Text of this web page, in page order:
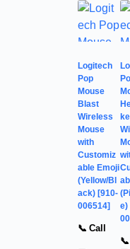
Logitech
Pop
Mouse
Blast
Wireless
Mouse
with
Customiz
able Emoji
(Yellow/Bl
ack) [910-
006514]
📞 Call
e)